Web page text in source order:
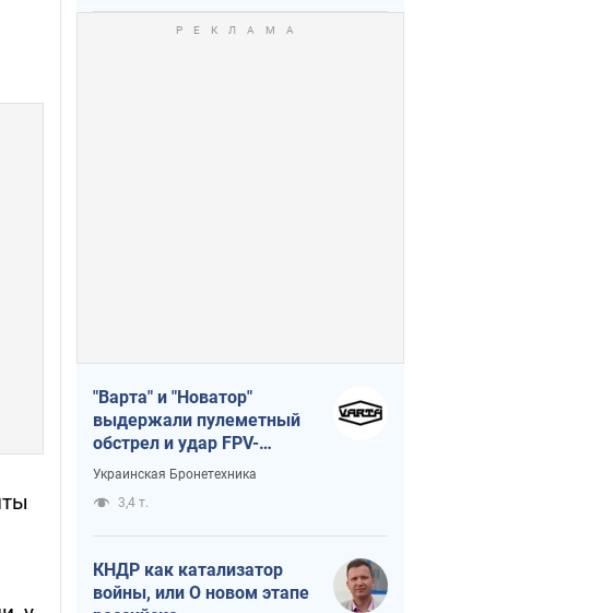
"Варта" и "Новатор"
выдержали пулеметный
обстрел и удар FPV-
дрона, сохранив жизнь
Украинская Бронетехника
3,4 т.
КНДР как катализатор
войны, или О новом этапе